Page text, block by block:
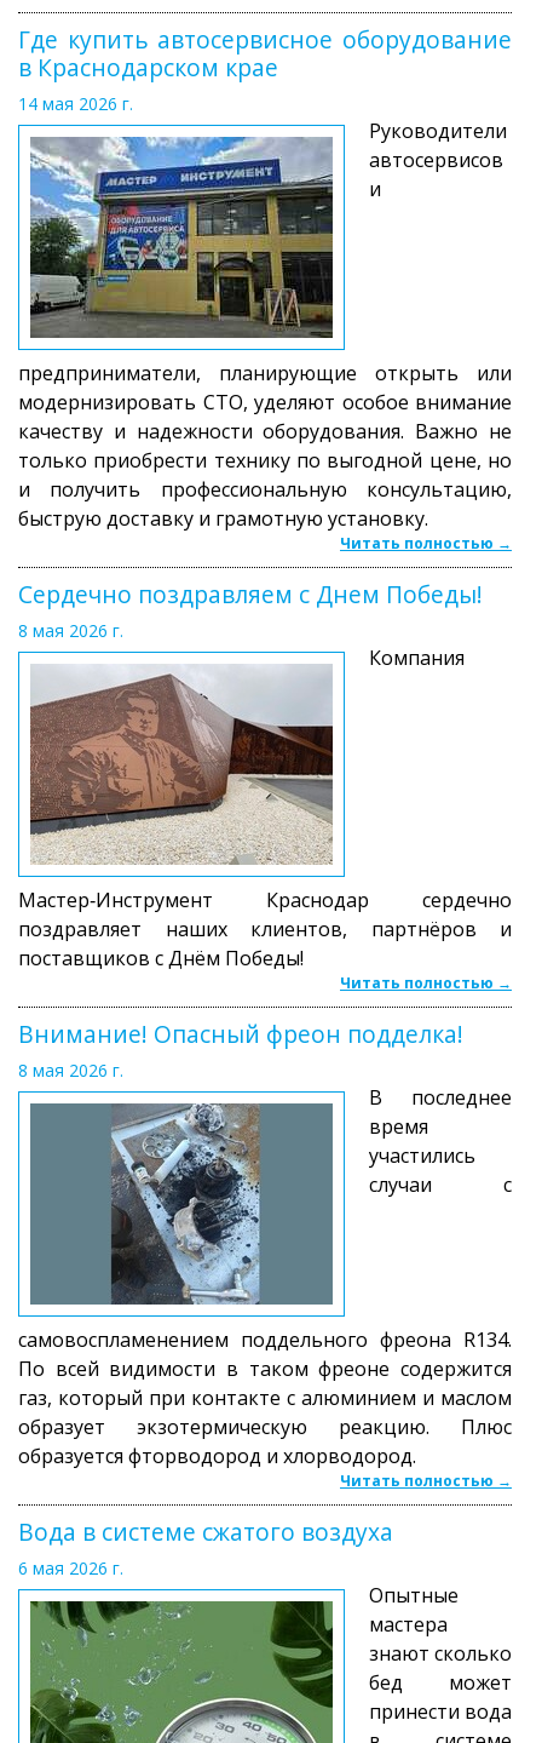
Где купить автосервисное оборудование
в Краснодарском крае
14 мая 2026 г.
Руководители
автосервисов
и
предприниматели, планирующие открыть или
модернизировать СТО, уделяют особое внимание
качеству и надежности оборудования. Важно не
только приобрести технику по выгодной цене, но
и получить профессиональную консультацию,
быструю доставку и грамотную установку.
Читать полностью →
Сердечно поздравляем с Днем Победы!
8 мая 2026 г.
Компания
Мастер‑Инструмент Краснодар сердечно
поздравляет наших клиентов, партнёров и
поставщиков с Днём Победы!
Читать полностью →
Внимание! Опасный фреон подделка!
8 мая 2026 г.
В последнее
время
участились
случаи с
самовоспламенением поддельного фреона R134.
По всей видимости в таком фреоне содержится
газ, который при контакте с алюминием и маслом
образует экзотермическую реакцию. Плюс
образуется фторводород и хлорводород.
Читать полностью →
Вода в системе сжатого воздуха
6 мая 2026 г.
Опытные
мастера
знают сколько
бед может
принести вода